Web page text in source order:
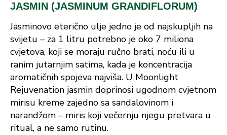
JASMIN (JASMINUM GRANDIFLORUM)
Jasminovo eterično ulje jedno je od najskupljih na
svijetu – za 1 litru potrebno je oko 7 miliona
cvjetova, koji se moraju ručno brati, noću ili u
ranim jutarnjim satima, kada je koncentracija
aromatičnih spojeva najviša. U Moonlight
Rejuvenation jasmin doprinosi ugodnom cvjetnom
mirisu kreme zajedno sa sandalovinom i
narandžom – miris koji večernju njegu pretvara u
ritual, a ne samo rutinu.